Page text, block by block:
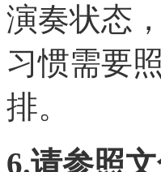
演奏状态
习惯需要
排。
6.请参照